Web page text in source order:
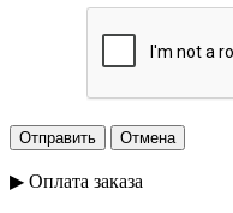
▶ Оплата заказа